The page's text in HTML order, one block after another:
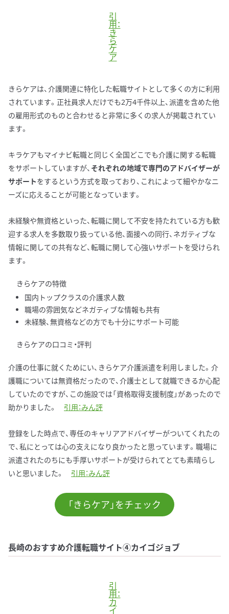
引
用：
き
ら
ケ
ア
きらケアは、介護関連に特化した転職サイトとして多くの方に利用
されています。正社員求人だけでも2万4千件以上、派遣を含めた他
の雇用形式のものと合わせると非常に多くの求人が掲載されてい
ます。
キラケアもマイナビ転職と同じく全国どこでも介護に関する転職
をサポートしていますが、 それぞれの地域で専門のアドバイザーが
サポートをするという方式を取っており、これによって細やかなニ
ーズに応えることが可能となっています。
未経験や無資格といった、転職に関して不安を持たれている方も歓
迎する求人を多数取り扱っている他、面接への同行、ネガティブな
情報に関しての共有など、転職に関して心強いサポートを受けられ
ます。
きらケアの特徴
国内トップクラスの介護求人数
職場の雰囲気などネガティブな情報も共有
未経験、無資格などの方でも十分にサポート可能
きらケアの口コミ・評判
介護の仕事に就くためにい、きらケア介護派遣を利用しました。介
護職については無資格だったので、介護士として就職できるか心配
していたのですが、この施設では「資格取得支援制度」があったので
助かりました。 引用：みん評
登録をした時点で、専任のキャリアアドバイザーがついてくれたの
で、私にとっては心の支えになり良かったと思っています。職場に
派遣されたのちにも手厚いサポートが受けられてとても素晴らし
いと思いました。 引用：みん評
「きらケア」をチェック
長崎のおすすめ介護転職サイト④カイゴジョブ
引
用：
カ
イ